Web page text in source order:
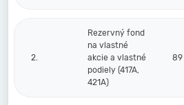
2.
Rezervný fond
na vlastné
akcie a vlastné
podiely (417A,
421A)
89